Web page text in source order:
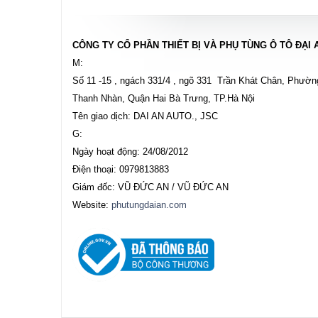
CÔNG TY CỔ PHẦN THIẾT BỊ VÀ PHỤ TÙNG Ô TÔ ĐẠI
M:
Số 11 -15 , ngách 331/4 , ngõ 331 Trần Khát Chân,
Thanh Nhàn, Quận Hai Bà Trưng, TP.Hà Nội
Tên giao dịch: DAI AN AUTO., JSC
G:
Ngày hoạt động: 24/08/2012
Điện thoại: 0979813883
Giám đốc: VŨ ĐỨC AN / VŨ ĐỨC AN
Website: phutungdaian.com